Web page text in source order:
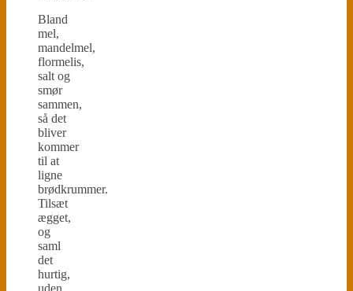
Bland
mel,
mandelmel,
flormelis,
salt og
smør
sammen,
så det
bliver
kommer
til at
ligne
brødkrummer.
Tilsæt
ægget,
og
saml
det
hurtig,
uden